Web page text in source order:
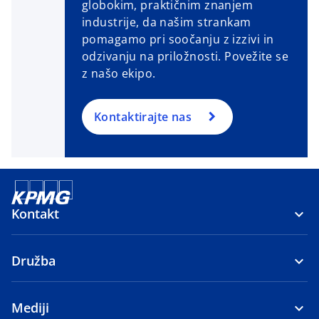
globokim, praktičnim znanjem
industrije, da našim strankam
pomagamo pri soočanju z izzivi in ​​
odzivanju na priložnosti. Povežite se
z našo ekipo.
Kontaktirajte nas
Kontakt
Družba
Mediji